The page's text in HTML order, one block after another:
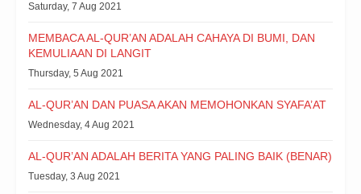
Saturday, 7 Aug 2021
MEMBACA AL-QUR’AN ADALAH CAHAYA DI BUMI, DAN
KEMULIAAN DI LANGIT
Thursday, 5 Aug 2021
AL-QUR’AN DAN PUASA AKAN MEMOHONKAN SYAFA’AT
Wednesday, 4 Aug 2021
AL-QUR’AN ADALAH BERITA YANG PALING BAIK (BENAR)
Tuesday, 3 Aug 2021